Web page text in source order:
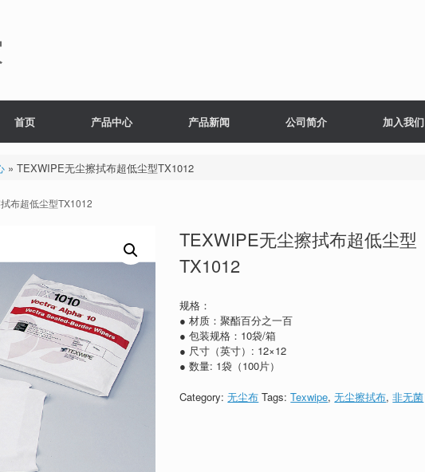
首页 产品中心 产品新闻 公司简介 加入我们
» TEXWIPE无尘擦拭布超低尘型TX1012
布超低尘型TX1012
TEXWIPE无尘擦拭布超低尘型
TX1012
规格：
● 材质：聚酯百分之一百
● 包装规格：10袋/箱
● 尺寸（英寸）: 12×12
● 数量: 1袋（100片）
Category:无尘布 Tags:Texwipe,无尘擦拭布,非无菌